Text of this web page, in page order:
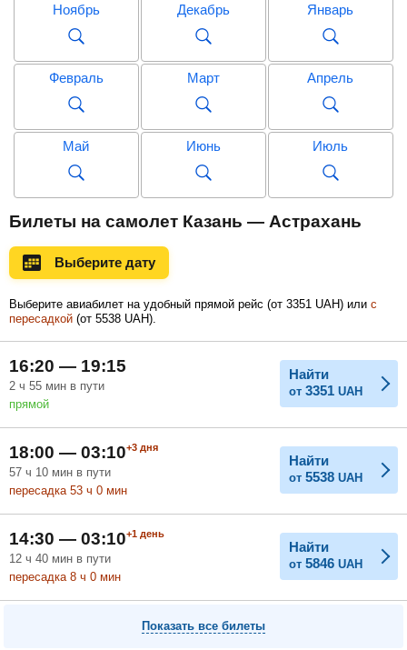
Ноябрь Декабрь Январь
Февраль Март Апрель
Май Июнь Июль
Сентябрь
Ноябрь
Билеты на самолет Казань — Астрахань
Выберите дату
Выберите авиабилет на удобный прямой рейс (от 3351 UAH) или с
пересадкой (от 5538 UAH).
16:20 — 19:15
2 ч 55 мин в пути
прямой
Найти
от 3351 UAH
18:00 — 03:10+3 дня
57 ч 10 мин в пути
пересадка 53 ч 0 мин
Найти
от 5538 UAH
14:30 — 03:10+1 день
12 ч 40 мин в пути
пересадка 8 ч 0 мин
Найти
от 5846 UAH
Показать все билеты